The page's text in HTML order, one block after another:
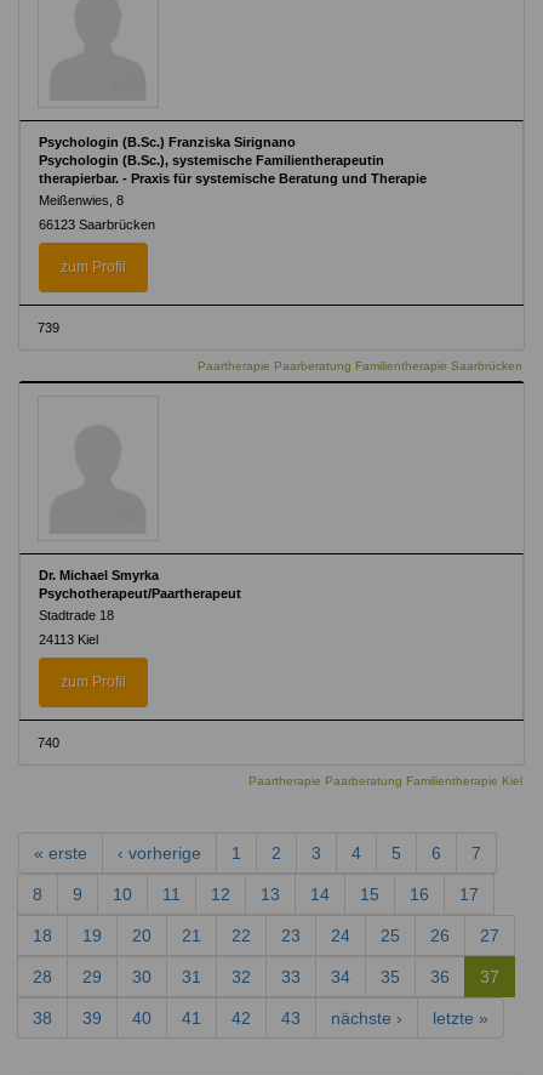
Psychologin (B.Sc.) Franziska Sirignano
Psychologin (B.Sc.), systemische Familientherapeutin
therapierbar. - Praxis für systemische Beratung und Therapie
Meißenwies, 8
66123 Saarbrücken
zum Profil
739
Paartherapie Paarberatung Familientherapie Saarbrücken
Dr. Michael Smyrka
Psychotherapeut/Paartherapeut
Stadtrade 18
24113 Kiel
zum Profil
740
Paartherapie Paarberatung Familientherapie Kiel
« erste ‹ vorherige 1 2 3 4 5 6 7
8 9 10 11 12 13 14 15 16 17
18 19 20 21 22 23 24 25 26 27
28 29 30 31 32 33 34 35 36 37
38 39 40 41 42 43 nächste › letzte »